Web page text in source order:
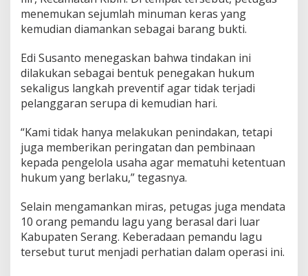
menemukan sejumlah minuman keras yang
kemudian diamankan sebagai barang bukti.
Edi Susanto menegaskan bahwa tindakan ini
dilakukan sebagai bentuk penegakan hukum
sekaligus langkah preventif agar tidak terjadi
pelanggaran serupa di kemudian hari.
“Kami tidak hanya melakukan penindakan, tetapi
juga memberikan peringatan dan pembinaan
kepada pengelola usaha agar mematuhi ketentuan
hukum yang berlaku,” tegasnya.
Selain mengamankan miras, petugas juga mendata
10 orang pemandu lagu yang berasal dari luar
Kabupaten Serang. Keberadaan pemandu lagu
tersebut turut menjadi perhatian dalam operasi ini.